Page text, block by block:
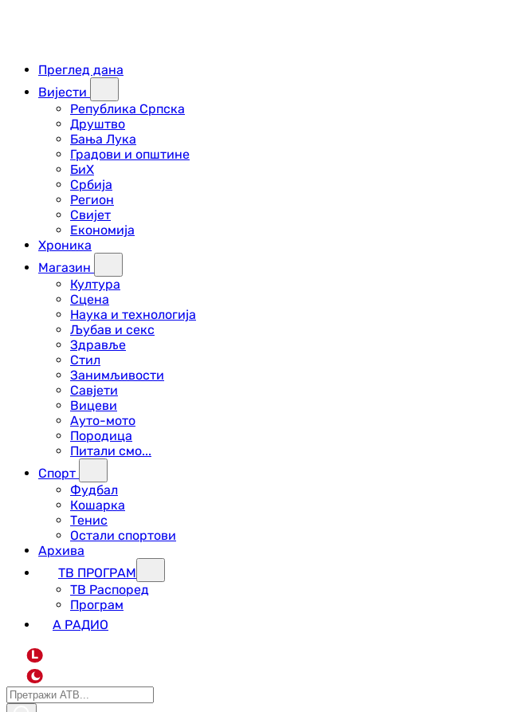
Преглед дана
Вијести
Република Српска
Друштво
Бања Лука
Градови и општине
БиХ
Србија
Регион
Свијет
Економија
Хроника
Магазин
Култура
Сцена
Наука и технологија
Љубав и секс
Здравље
Стил
Занимљивости
Савјети
Вицеви
Ауто-мото
Породица
Питали смо...
Спорт
Фудбал
Кошарка
Тенис
Остали спортови
Архива
ТВ ПРОГРАМ
ТВ Распоред
Програм
А РАДИО
L